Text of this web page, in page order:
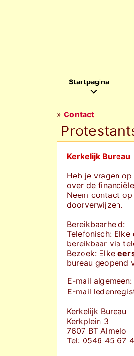
Startpagina
»Contact
Kerkelijk Bureau
Heb je vragen
over de
Neem contact
doorverwijzen.
Bereikbaarheid:
Telefonisch: Elke
bereikbaar via
Bezoek: Elke
bureau geopend
E-mail algemeen:
E-mail
Kerkelijk Bureau
Kerkplein 3
7607 BT Almelo
Tel: 0546 45 67